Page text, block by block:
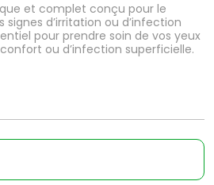
et complet conçu pour le
d’irritation ou d’infection
pour prendre soin de vos yeux
ou d’infection superficielle.